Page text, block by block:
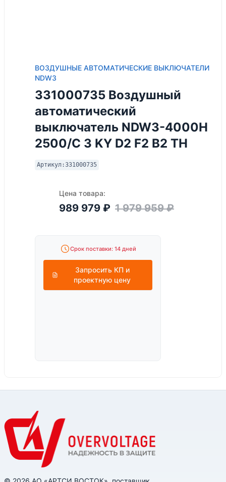
ВОЗДУШНЫЕ АВТОМАТИЧЕСКИЕ ВЫКЛЮЧАТЕЛИ
NDW3
331000735 Воздушный
автоматический
выключатель NDW3-4000H
2500/С 3 KY D2 F2 B2 TH
Артикул:331000735
Цена товара:
989 979 ₽ 1 979 959₽
Срок поставки: 14 дней
Запросить КП и
проектную цену